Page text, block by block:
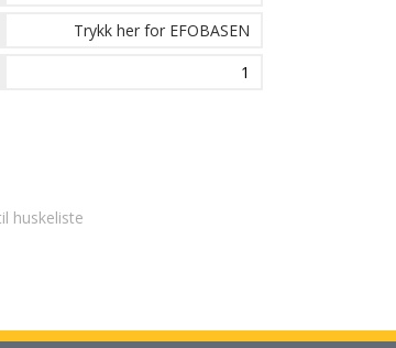
Trykk her for EFOBASEN
1
huskeliste